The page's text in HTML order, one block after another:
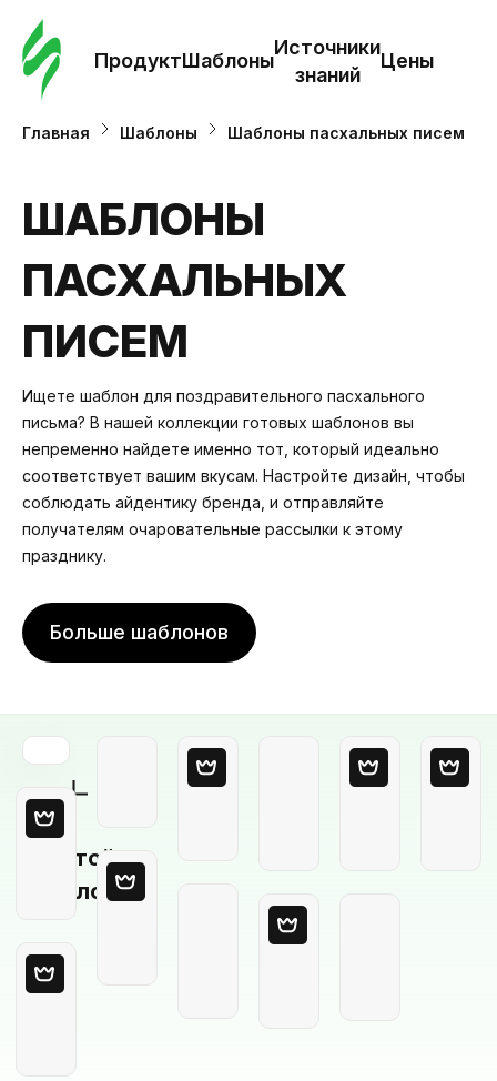
ПродуктШаблоны
Источники
знаний
Цены
Главная Шаблоны Шаблоны пасхальных писем
ШАБЛОНЫ
ПАСХАЛЬНЫХ
ПИСЕМ
Ищете шаблон для поздравительного пасхального
письма? В нашей коллекции готовых шаблонов вы
непременно найдете именно тот, который идеально
соответствует вашим вкусам. Настройте дизайн, чтобы
соблюдать айдентику бренда, и отправляйте
получателям очаровательные рассылки к этому
празднику.
Больше шаблонов
Пустой
шаблон